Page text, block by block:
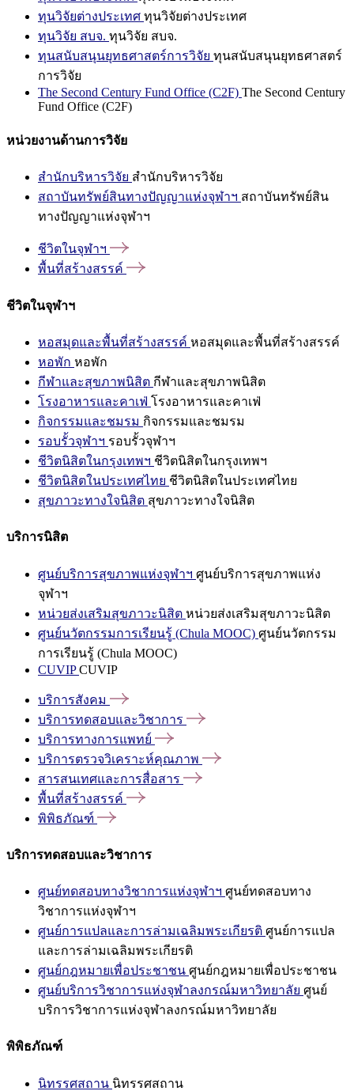
ทุนวิจัยต่างประเทศ ทุนวิจัยต่างประเทศ
ทุนวิจัย สบจ. ทุนวิจัย สบจ.
ทุนสนับสนุนยุทธศาสตร์การวิจัย ทุนสนับสนุนยุทธศาสตร์
การวิจัย
The Second Century Fund Office (C2F) The Second Century
Fund Office (C2F)
หน่วยงานด้านการวิจัย
สำนักบริหารวิจัย สำนักบริหารวิจัย
สถาบันทรัพย์สินทางปัญญาแห่งจุฬาฯ สถาบันทรัพย์สิน
ทางปัญญาแห่งจุฬาฯ
ชีวิตในจุฬาฯ
พื้นที่สร้างสรรค์
ชีวิตในจุฬาฯ
หอสมุดและพื้นที่สร้างสรรค์ หอสมุดและพื้นที่สร้างสรรค์
หอพัก หอพัก
กีฬาและสุขภาพนิสิต กีฬาและสุขภาพนิสิต
โรงอาหารและคาเฟ่ โรงอาหารและคาเฟ่
กิจกรรมและชมรม กิจกรรมและชมรม
รอบรั้วจุฬาฯ รอบรั้วจุฬาฯ
ชีวิตนิสิตในกรุงเทพฯ ชีวิตนิสิตในกรุงเทพฯ
ชีวิตนิสิตในประเทศไทย ชีวิตนิสิตในประเทศไทย
สุขภาวะทางใจนิสิต สุขภาวะทางใจนิสิต
บริการนิสิต
ศูนย์บริการสุขภาพแห่งจุฬาฯ ศูนย์บริการสุขภาพแห่ง
จุฬาฯ
หน่วยส่งเสริมสุขภาวะนิสิต หน่วยส่งเสริมสุขภาวะนิสิต
ศูนย์นวัตกรรมการเรียนรู้ (Chula MOOC) ศูนย์นวัตกรรม
การเรียนรู้ (Chula MOOC)
CUVIPCUVIP
บริการสังคม
บริการทดสอบและวิชาการ
บริการทางการแพทย์
บริการตรวจวิเคราะห์คุณภาพ
สารสนเทศและการสื่อสาร
พื้นที่สร้างสรรค์
พิพิธภัณฑ์
บริการทดสอบและวิชาการ
ศูนย์ทดสอบทางวิชาการแห่งจุฬาฯ ศูนย์ทดสอบทาง
วิชาการแห่งจุฬาฯ
ศูนย์การแปลและการล่ามเฉลิมพระเกียรติ ศูนย์การแปล
และการล่ามเฉลิมพระเกียรติ
ศูนย์กฎหมายเพื่อประชาชน ศูนย์กฎหมายเพื่อประชาชน
ศูนย์บริการวิชาการแห่งจุฬาลงกรณ์มหาวิทยาลัย ศูนย์
บริการวิชาการแห่งจุฬาลงกรณ์มหาวิทยาลัย
พิพิธภัณฑ์
นิทรรศสถาน นิทรรศสถาน